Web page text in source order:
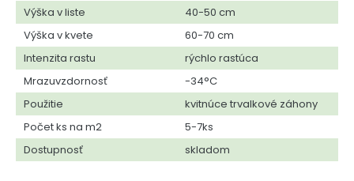
Výška v liste
40-50 cm
Výška v kvete
60-70 cm
Intenzita rastu
rýchlo rastúca
Mrazuvzdornosť
-34°C
Použitie
kvitnúce trvalkové záhony
Počet ks na m2
5-7ks
Dostupnosť
skladom